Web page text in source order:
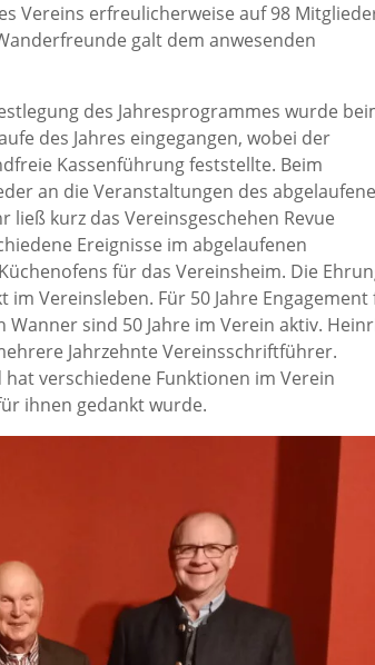
Vereins erfreulicherweise auf 98
galt dem anwesenden
des Jahresprogrammes wurde
des Jahres eingegangen, wobei der
Kassenführung feststellte. Beim
an die Veranstaltungen des
kurz das Vereinsgeschehen Revue
Ereignisse im abgelaufenen
für das Vereinsheim. Die
Vereinsleben. Für 50 Jahre Engagement
sind 50 Jahre im Verein aktiv.
Jahrzehnte Vereinsschriftführer.
verschiedene Funktionen im Verein
ihnen gedankt wurde.